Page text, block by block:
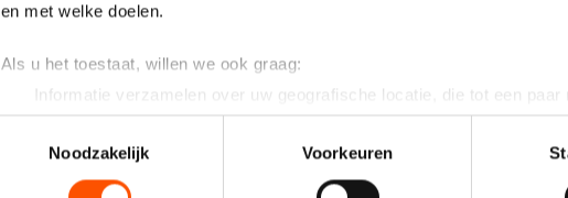
en met welke doelen.
Als u het toestaat, willen we ook graag:
Informatie verzamelen over uw geografische locatie, die tot een
Uw apparaat identificeren door het actief te scannen op specifieke
Lees meer over hoe uw persoonlijke gegevens worden verwerkt en stel
toestemming op elk moment wijzigen of intrekken in de Cookieverklaring.
Noodzakelijk
Voorkeuren